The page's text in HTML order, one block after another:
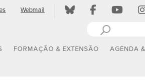
Webmail
FORMAÇÃO & EXTENSÃO AGENDA